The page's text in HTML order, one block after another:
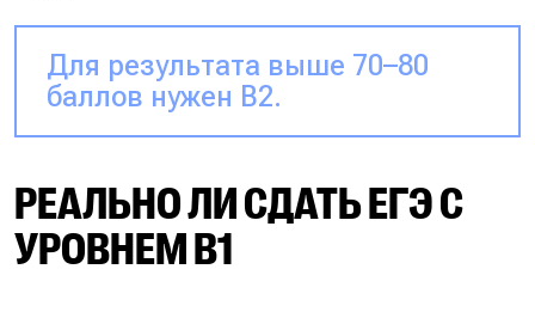
Для результата выше 70–80
баллов нужен B2.
РЕАЛЬНО ЛИ СДАТЬ ЕГЭ С
УРОВНЕМ B1